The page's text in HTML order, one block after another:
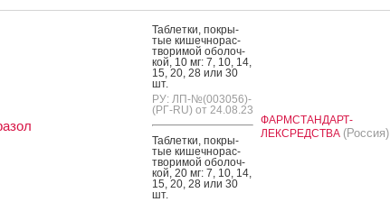
Таб­летки, пок­ры­
тые ки­шеч­но­рас­
тво­римой обо­лоч­
кой, 10 мг: 7, 10, 14,
15, 20, 28 или 30
шт.
РУ: ЛП-№(003056)-
(РГ-RU) от 24.08.23
Таб­летки, пок­ры­
тые ки­шеч­но­рас­
тво­римой обо­лоч­
кой, 20 мг: 7, 10, 14,
15, 20, 28 или 30
шт.
ФАРМСТАНДАРТ-
ЛЕКСРЕДСТВА (Россия)